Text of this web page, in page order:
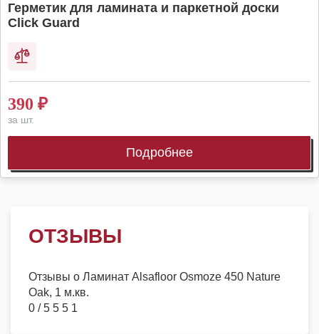
Герметик для ламината и паркетной доски
Click Guard
390 ₽
за шт.
Подробнее
ОТЗЫВЫ
Отзывы о Ламинат Alsafloor Osmoze 450 Nature
Oak, 1 м.кв.
0 /5 5 5 1